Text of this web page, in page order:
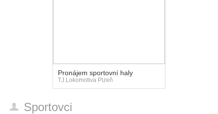
Pronájem sportovní haly
TJ Lokomotiva Plzeň
Sportovci